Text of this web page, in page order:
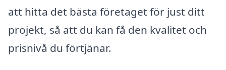
att hitta det bästa företaget för just ditt
projekt, så att du kan få den kvalitet och
prisnivå du förtjänar.